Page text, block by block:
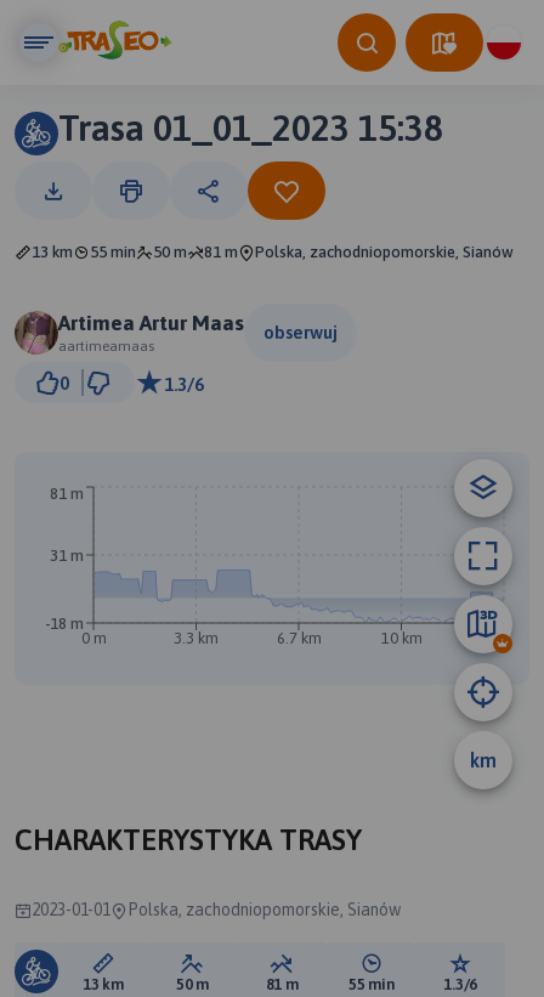
Trasa 01_01_2023 15:38
13 km 55 min 50 m 81 m Polska, zachodniopomorskie, Sianów
Artimea Artur Maas
aartimeamaas
obserwuj
0 1.3/6
km
0 m 3.3 km 6.7 km 10 km 13 km
-18 m
31 m
81 m
CHARAKTERYSTYKA TRASY
2023-01-01 Polska, zachodniopomorskie, Sianów
Długość trasy:
13 km Suma przewyższeń:
50 m Suma spadków:
81 m Średni czas potrzebny
55 min Ocena
1.3/6